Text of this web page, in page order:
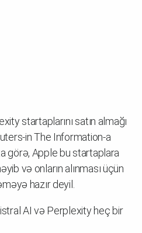
startaplarını satın almağı
in The Information-a
görə, Apple bu startaplara
və onların alınması üçün
hazır deyil.
AI və Perplexity heç bir